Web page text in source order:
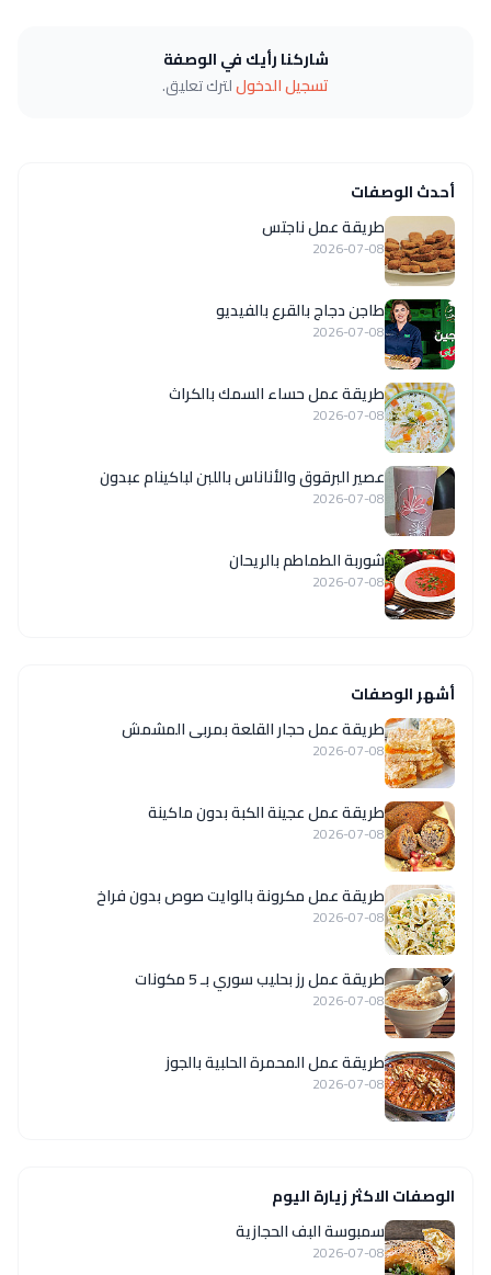
شاركنا رأيك في الوصفة
تسجيل الدخوللترك تعليق.
أحدث الوصفات
طريقة عمل ناجتس
2026-07-08
طاجن دجاج بالقرع بالفيديو
2026-07-08
طريقة عمل حساء السمك بالكراث
2026-07-08
عصير البرقوق والأناناس باللبن لباكينام عبدون
2026-07-08
شوربة الطماطم بالريحان
2026-07-08
أشهر الوصفات
طريقة عمل حجار القلعة بمربى المشمش
2026-07-08
طريقة عمل عجينة الكبة بدون ماكينة
2026-07-08
طريقة عمل مكرونة بالوايت صوص بدون فراخ
2026-07-08
طريقة عمل رز بحليب سوري بـ 5 مكونات
2026-07-08
طريقة عمل المحمرة الحلبية بالجوز
2026-07-08
الوصفات الاكثر زيارة اليوم
سمبوسة البف الحجازية
2026-07-08